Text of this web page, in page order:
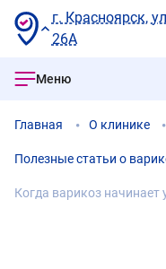
г. Красноярск,
26А
Меню
Главная О клинике
Полезные статьи о
Когда варикоз